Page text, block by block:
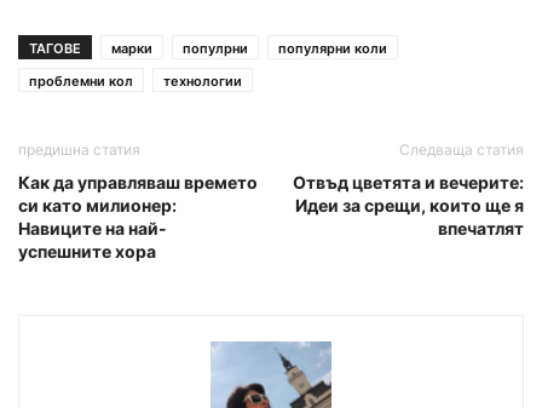
ТАГОВЕ марки популрни
популярни коли
проблемни кол
технологии
предишна статия
Как да управляваш времето
си като милионер:
Навиците на най-
успешните хора
Следваща статия
Отвъд цветята и вечерите:
Идеи за срещи, които ще я
впечатлят